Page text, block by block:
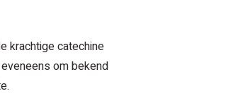
krachtige catechine
om bekend